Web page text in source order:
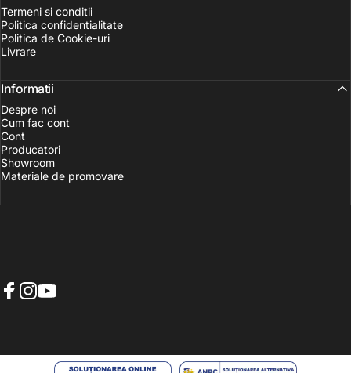
Termeni si conditii
Politica confidentialitate
Politica de Cookie-uri
Livrare
Informatii
Despre noi
Cum fac cont
Cont
Producatori
Showroom
Materiale de promovare